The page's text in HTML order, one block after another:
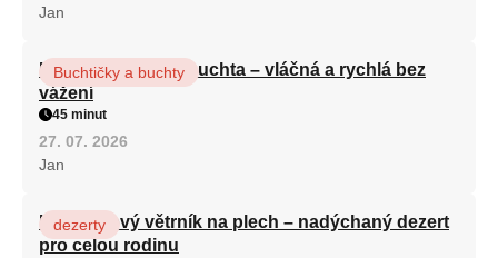
Jan
Hrnková maková buchta – vláčná a rychlá bez
vážení
Buchtičky a buchty
45 minut
27. 07. 2026
Jan
Karamelový větrník na plech – nadýchaný dezert
pro celou rodinu
dezerty